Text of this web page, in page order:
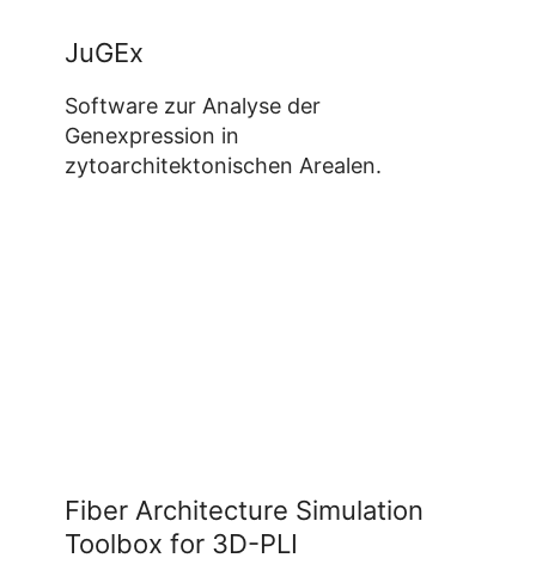
JuGEx
Software zur Analyse der
Genexpression in
zytoarchitektonischen Arealen.
Fiber Architecture Simulation
Toolbox for 3D-PLI